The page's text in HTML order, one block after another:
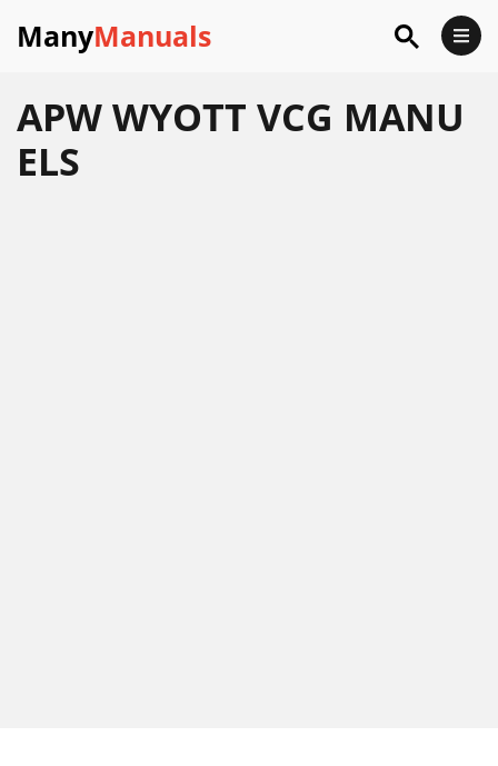
ManyManuals
APW WYOTT VCG MANU
ELS